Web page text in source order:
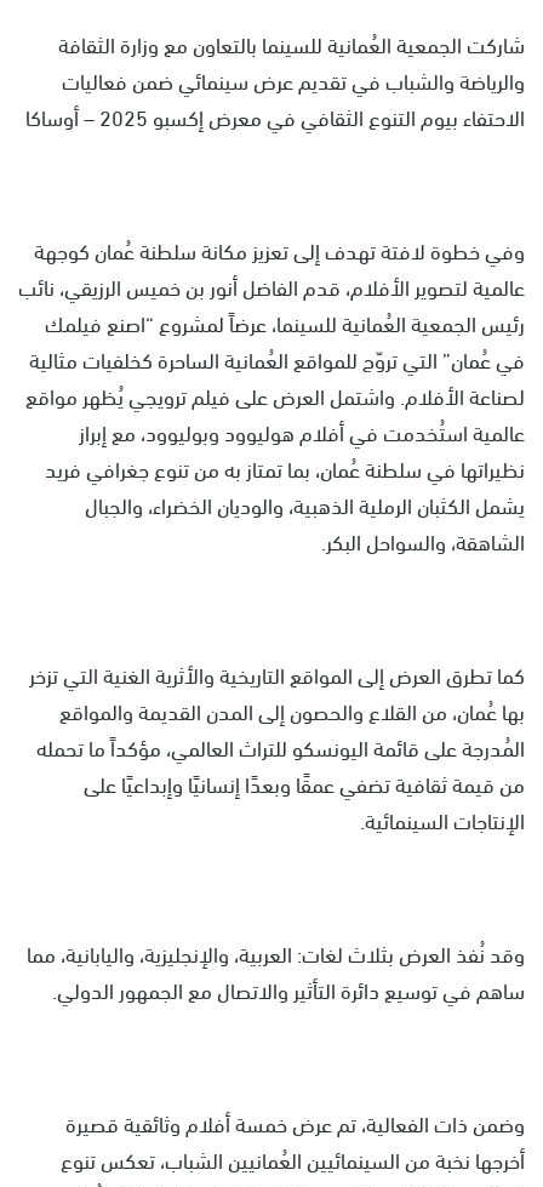
شاركت الجمعية العُمانية للسينما بالتعاون مع وزارة الثقافة
والرياضة والشباب في تقديم عرض سينمائي ضمن فعاليات
الاحتفاء بيوم التنوع الثقافي في معرض إكسبو 2025 – أوساكا
وفي خطوة لافتة تهدف إلى تعزيز مكانة سلطنة عُمان كوجهة
عالمية لتصوير الأفلام، قدم الفاضل أنور بن خميس الرزيقي، نائب
رئيس الجمعية العُمانية للسينما، عرضاً لمشروع “اصنع فيلمك
في عُمان” التي تروّج للمواقع العُمانية الساحرة كخلفيات مثالية
لصناعة الأفلام. واشتمل العرض على فيلم ترويجي يُظهر مواقع
عالمية استُخدمت في أفلام هوليوود وبوليوود، مع إبراز
نظيراتها في سلطنة عُمان، بما تمتاز به من تنوع جغرافي فريد
يشمل الكثبان الرملية الذهبية، والوديان الخضراء، والجبال
الشاهقة، والسواحل البكر.
كما تطرق العرض إلى المواقع التاريخية والأثرية الغنية التي تزخر
بها عُمان، من القلاع والحصون إلى المدن القديمة والمواقع
المُدرجة على قائمة اليونسكو للتراث العالمي، مؤكداً ما تحمله
من قيمة ثقافية تضفي عمقًا وبعدًا إنسانيًا وإبداعيًا على
الإنتاجات السينمائية.
وقد نُفذ العرض بثلاث لغات: العربية، والإنجليزية، واليابانية، مما
ساهم في توسيع دائرة التأثير والاتصال مع الجمهور الدولي.
وضمن ذات الفعالية، تم عرض خمسة أفلام وثائقية قصيرة
أخرجها نخبة من السينمائيين العُمانيين الشباب، تعكس تنوع